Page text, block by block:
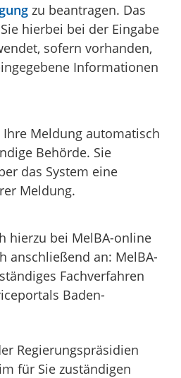
zu beantragen. Das
hierbei bei der Eingabe
sofern vorhanden,
Informationen
Ihre Meldung automatisch
Behörde. Sie
das System eine
Meldung.
hierzu bei MelBA-online
anschließend an: MelBA-
Fachverfahren
Baden-
Regierungspräsidien
für Sie zuständigen